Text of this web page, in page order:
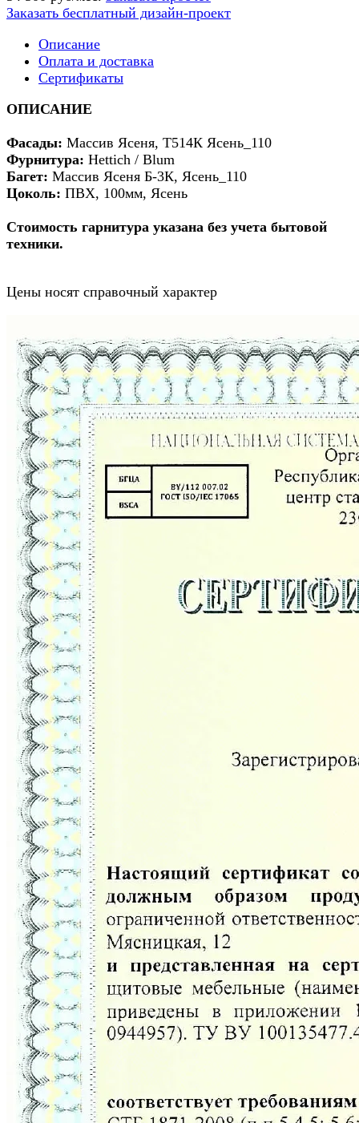
Заказать бесплатный дизайн-проект
Описание
Оплата и доставка
Сертификаты
ОПИСАНИЕ
Фасады: Массив Ясеня, Т514К Ясень_110
Фурнитура: Hettich / Blum
Багет: Массив Ясеня Б-3К, Ясень_110
Цоколь: ПВХ, 100мм, Ясень
Стоимость гарнитура указана без учета бытовой
техники.
Цены носят справочный характер